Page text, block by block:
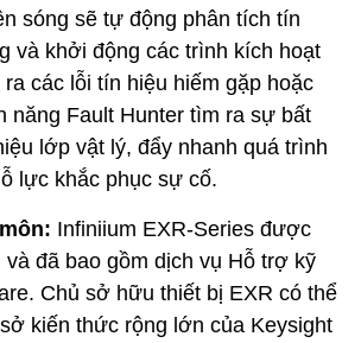
sóng sẽ tự động phân tích tín
và khởi động các trình kích hoạt
các lỗi tín hiệu hiếm gặp hoặc
năng Fault Hunter tìm ra sự bất
lớp vật lý, đẩy nhanh quá trình
lực khắc phục sự cố.
Infiniium EXR-Series được
và đã bao gồm dịch vụ Hỗ trợ kỹ
Chủ sở hữu thiết bị EXR có thể
kiến thức rộng lớn của Keysight